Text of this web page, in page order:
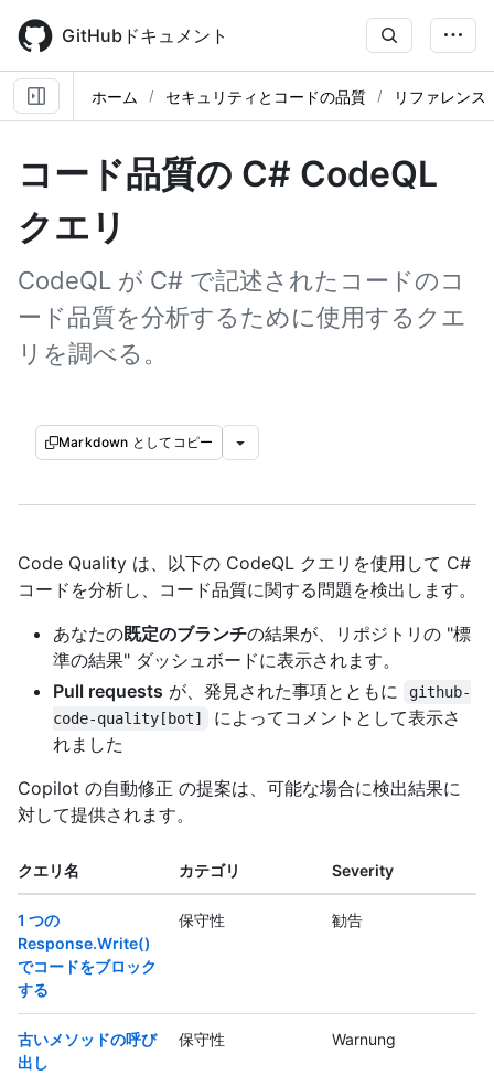
main
content
GitHubドキュメント
ホーム セキュリティとコードの品質 リファレンス
コード品質の C# CodeQL
クエリ
CodeQL が C# で記述されたコードのコ
ード品質を分析するために使用するクエ
リを調べる。
Markdown としてコピー
Code Quality は、以下の CodeQL クエリを使用して C#
コードを分析し、コード品質に関する問題を検出します。
あなたの既定のブランチの結果が、リポジトリの "標
準の結果" ダッシュボードに表示されます。
Pull requests が、発見された事項とともに
github-
code-quality[bot]
によってコメントとして表示さ
れました
Copilot の自動修正 の提案は、可能な場合に検出結果に
対して提供されます。
クエリ名 カテゴリ Severity
1 つの
Response.Write()
でコードをブロック
する
保守性 勧告
古いメソッドの呼び
出し
保守性 Warnung